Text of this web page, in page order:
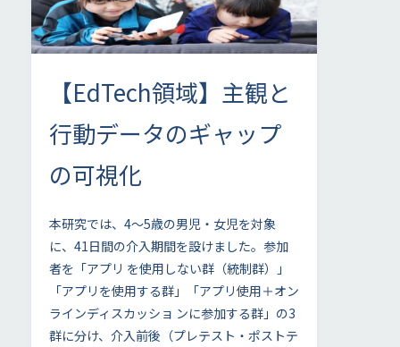
【EdTech領域】主観と
行動データのギャップ
の可視化
本研究では、4〜5歳の男児・女児を対象
に、41日間の介入期間を設けました。参加
者を「アプリ を使用しない群（統制群）」
「アプリを使用する群」「アプリ使用＋オン
ラインディスカッショ ンに参加する群」の3
群に分け、介入前後（プレテスト・ポストテ